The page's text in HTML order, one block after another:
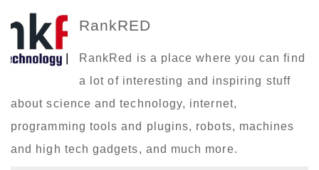
RankRED
RankRed is a place where you can find
a lot of interesting and inspiring stuff
about science and technology, internet,
programming tools and plugins, robots, machines
and high tech gadgets, and much more.